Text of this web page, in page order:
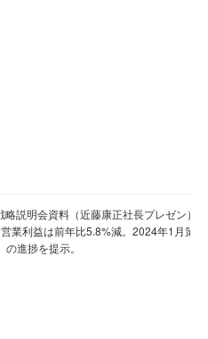
説明会資料（近藤康正社長プレゼン）
業利益は前年比5.8%減。2024年1月策
進捗を提示。